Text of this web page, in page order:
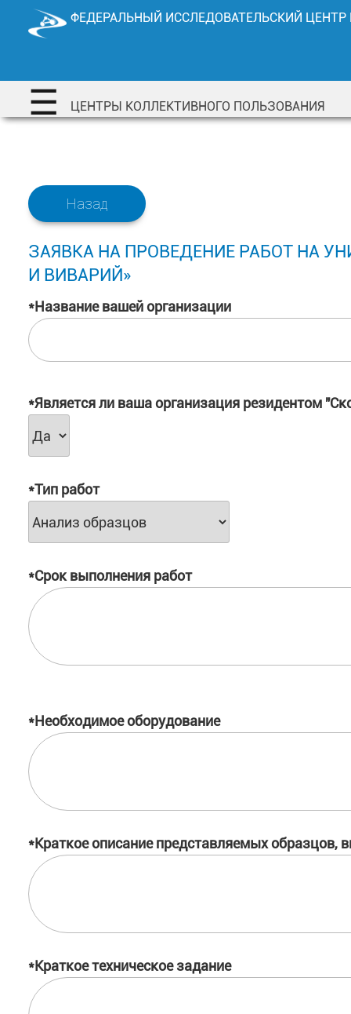
Перейти
ФЕДЕРАЛЬНЫЙ ИССЛЕДОВАТЕЛЬСКИЙ
☰ ЦЕНТРЫ КОЛЛЕКТИВНОГО ПОЛЬЗОВАНИЯ
Назад
ЗАЯВКА НА ПРОВЕДЕНИЕ РАБОТ НА
И ВИВАРИЙ»
*Название вашей организации
*Является ли ваша организация резидентом
*Тип работ
*Срок выполнения работ
*Необходимое оборудование
*Краткое описание представляемых образцов,
*Краткое техническое задание